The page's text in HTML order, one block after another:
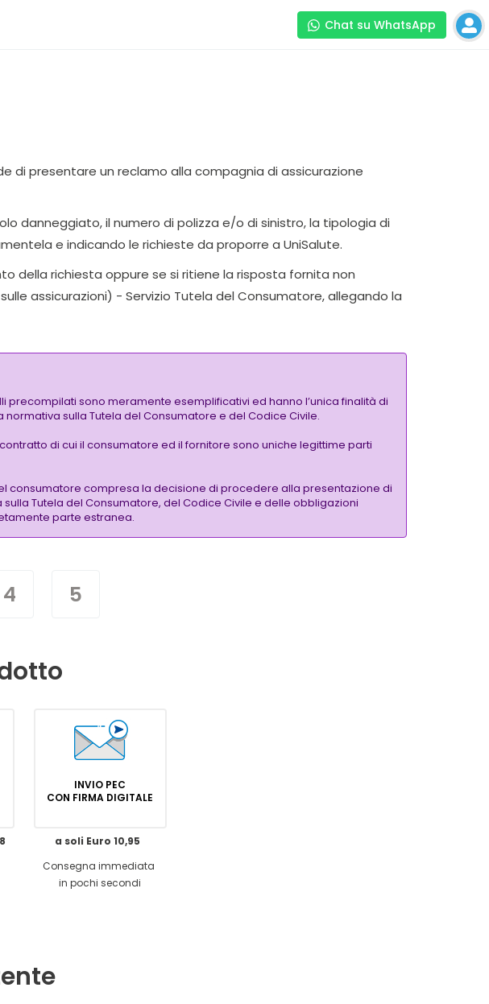
Chat su WhatsApp
di presentare un reclamo alla compagnia di assicurazione
danneggiato, il numero di polizza e/o di sinistro, la tipologia di
e indicando le richieste da proporre a UniSalute.
della richiesta oppure se si ritiene la risposta fornita non
assicurazioni) - Servizio Tutela del Consumatore, allegando la
precompilati sono meramente esemplificativi ed hanno l’unica finalità di
sulla Tutela del Consumatore e del Codice Civile.
di cui il consumatore ed il fornitore sono uniche legittime parti
consumatore compresa la decisione di procedere alla presentazione di
Tutela del Consumatore, del Codice Civile e delle obbligazioni
parte estranea.
4 5
INVIO PEC
CON FIRMA DIGITALE
a soli Euro 10,95
Consegna immediata
in pochi secondi